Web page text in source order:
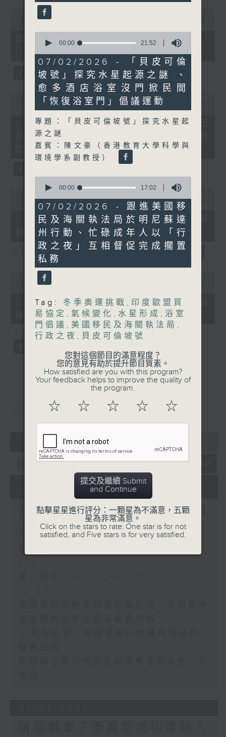
seconds
minutes,
seconds
00:00
第二部份 Part 2 (HKT 11:04 -
12:00)
seconds
minutes,
seconds
00:00
01/08/2026 - 烏克蘭招兵遇大規模
示威抗議、愛爾蘭通過法規供民眾查
閱家暴者資料
seconds
minutes,
seconds
00:00 21:48
01/08/2026 - AI模型監管、韓國餐
廳以螞蟻作甜品伴碟遭檢控
訪問︰黎少斌（生產力局首席數碼總監）
seconds
minutes,
seconds
00:00
01/08/2026 - 劍橋碩士統計世界盃
碳排放等同冰島一年總和
「非遺逐一數」：土耳其鳥語
重溫 CATCHUP
05 - 08
烏克蘭招兵遇大規模示威抗議
足本 Full (HKT 10:30 - 12:00)
seconds
21
minutes,
52
seconds
00:00 21:52
07/02/2026 - 「貝皮可倫
坡號」探究水星起源之謎 、
愈多酒店浴室沒門掀民間
「恢復浴室門」倡議運動
專題：「貝皮可倫坡號」探究水星起
源之謎
嘉賓：陳文豪（香港教育大學科學與
環境學系副教授）
seconds
17
minutes,
2
seconds
00:00 17:02
07/02/2026 - 跟進美國移
民及海關執法局於明尼蘇達
州行動、忙碌成年人以「行
政之夜」互相督促完成擱置
私務
Tag: 冬季奧運挑戰 , 印度歐盟貿
易協定 , 氣候變化 , 水星形成 , 浴室
門倡議 , 美國移民及海關執法局 ,
行政之夜 , 貝皮可倫坡號
您對這個節目的滿意程度？
您的意見有助於提升節目質素。
How satisfied are you with this program?
Your feedback helps to improve the quality of
the program.
☆ ☆ ☆ ☆ ☆
提交及繼續 Submit
and Continue
點擊星星進行評分：一顆星為不滿意，五顆
星為非常滿意。
Click on the stars to rate: One star is for not
satisfied, and Five stars is for very satisfied.